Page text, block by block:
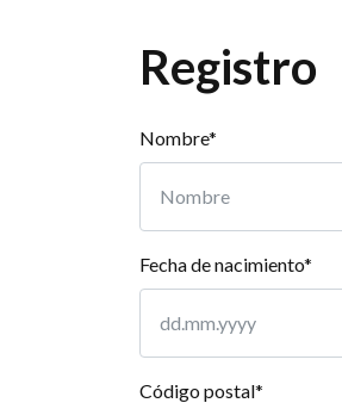
Registro
Nombre*
Fecha de nacimiento*
Código postal*